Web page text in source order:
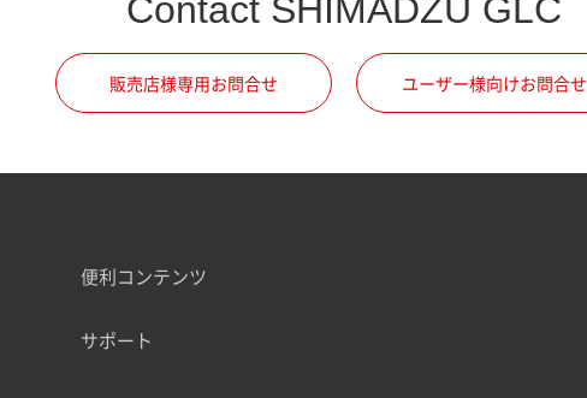
Contact SHIMADZU GLC
販売店様専用お問合せ ユーザー様向けお問合せ
便利コンテンツ
サポート